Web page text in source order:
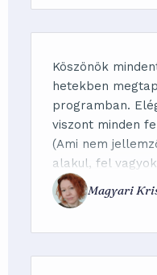
Köszönök
hetekben
programban.
viszont minden
(Ami nem
alakul, fel
Magyari